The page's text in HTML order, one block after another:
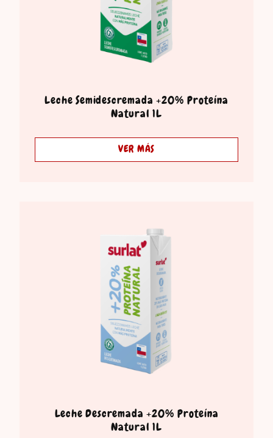
Leche Semidescremada +20% Proteína
Natural 1L
VER MÁS
Leche Descremada +20% Proteína
Natural 1L